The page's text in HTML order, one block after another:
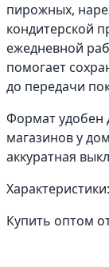
пирожных,
кондитерской
ежедневной
помогает
до передачи
Формат удобен
магазинов у
аккуратная
Купить оптом